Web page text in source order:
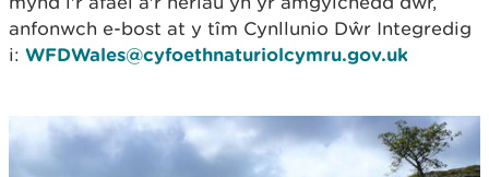
anfonwch e-bost at y tîm Cynllunio Dŵr Integredig
i: WFDWales@cyfoethnaturiolcymru.gov.uk